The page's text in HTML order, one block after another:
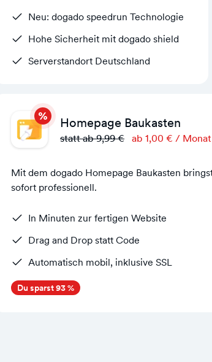
Neu: dogado speedrun Technologie
Hohe Sicherheit mit dogado shield
Serverstandort Deutschland
Homepage Baukasten
statt ab 9,99 € ab 1,00 € / Monat
Mit dem dogado Homepage Baukasten
sofort professionell.
In Minuten zur fertigen Website
Drag and Drop statt Code
Automatisch mobil, inklusive SSL
Du sparst 93 %